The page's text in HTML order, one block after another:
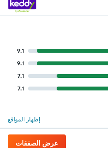
9.1
9.1
7.1
7.1
إظهار المواقع
عرض الصفقات